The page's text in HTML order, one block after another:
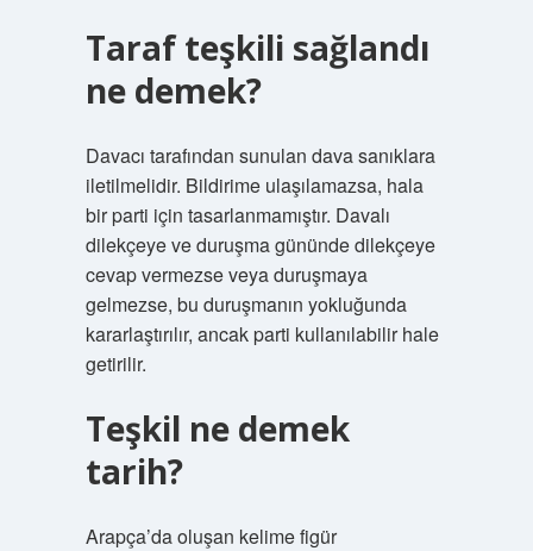
Taraf teşkili sağlandı
ne demek?
Davacı tarafından sunulan dava sanıklara
iletilmelidir. Bildirime ulaşılamazsa, hala
bir parti için tasarlanmamıştır. Davalı
dilekçeye ve duruşma gününde dilekçeye
cevap vermezse veya duruşmaya
gelmezse, bu duruşmanın yokluğunda
kararlaştırılır, ancak parti kullanılabilir hale
getirilir.
Teşkil ne demek
tarih?
Arapça’da oluşan kelime figür